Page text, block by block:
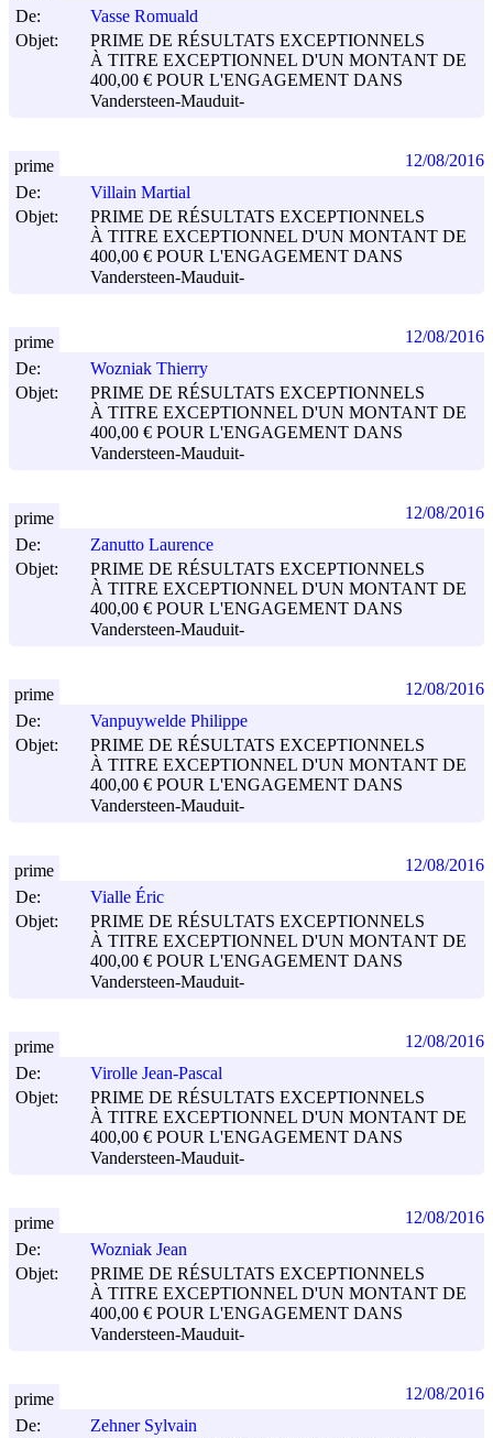
De:
Vasse Romuald
Objet:
PRIME DE RÉSULTATS EXCEPTIONNELS
À TITRE EXCEPTIONNEL D'UN MONTANT DE
400,00 € POUR L'ENGAGEMENT DANS
Vandersteen-Mauduit-
De:
Villain Martial
Objet:
PRIME DE RÉSULTATS EXCEPTIONNELS
À TITRE EXCEPTIONNEL D'UN MONTANT DE
400,00 € POUR L'ENGAGEMENT DANS
Vandersteen-Mauduit-
prime 12/08/2016
De:
Wozniak Thierry
Objet:
PRIME DE RÉSULTATS EXCEPTIONNELS
À TITRE EXCEPTIONNEL D'UN MONTANT DE
400,00 € POUR L'ENGAGEMENT DANS
Vandersteen-Mauduit-
prime 12/08/2016
De:
Zanutto Laurence
Objet:
PRIME DE RÉSULTATS EXCEPTIONNELS
À TITRE EXCEPTIONNEL D'UN MONTANT DE
400,00 € POUR L'ENGAGEMENT DANS
Vandersteen-Mauduit-
prime 12/08/2016
De:
Vanpuywelde Philippe
Objet:
PRIME DE RÉSULTATS EXCEPTIONNELS
À TITRE EXCEPTIONNEL D'UN MONTANT DE
400,00 € POUR L'ENGAGEMENT DANS
Vandersteen-Mauduit-
prime 12/08/2016
De:
Vialle Éric
Objet:
PRIME DE RÉSULTATS EXCEPTIONNELS
À TITRE EXCEPTIONNEL D'UN MONTANT DE
400,00 € POUR L'ENGAGEMENT DANS
Vandersteen-Mauduit-
prime 12/08/2016
De:
Virolle Jean-Pascal
Objet:
PRIME DE RÉSULTATS EXCEPTIONNELS
À TITRE EXCEPTIONNEL D'UN MONTANT DE
400,00 € POUR L'ENGAGEMENT DANS
Vandersteen-Mauduit-
prime 12/08/2016
De:
Wozniak Jean
Objet:
PRIME DE RÉSULTATS EXCEPTIONNELS
À TITRE EXCEPTIONNEL D'UN MONTANT DE
400,00 € POUR L'ENGAGEMENT DANS
Vandersteen-Mauduit-
prime 12/08/2016
De:
Zehner Sylvain
prime 12/08/2016